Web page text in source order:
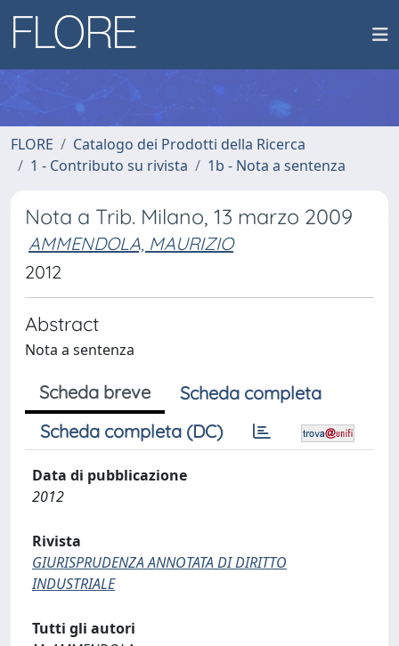
FLORE
Catalogo dei Prodotti della Ricerca
1 - Contributo su rivista
1b - Nota a sentenza
Nota a Trib. Milano, 13 marzo 2009
AMMENDOLA, MAURIZIO
2012
Abstract
Nota a sentenza
Scheda breve
Scheda completa
Scheda completa (DC)
Data di pubblicazione
2012
Rivista
GIURISPRUDENZA ANNOTATA DI DIRITTO
INDUSTRIALE
Tutti gli autori